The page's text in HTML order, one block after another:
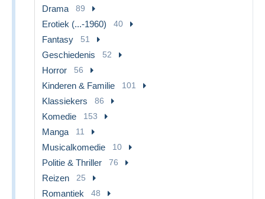
Drama 89
Erotiek (...-1960) 40
Fantasy 51
Geschiedenis 52
Horror 56
Kinderen & Familie 101
Klassiekers 86
Komedie 153
Manga 11
Musicalkomedie 10
Politie & Thriller 76
Reizen 25
Romantiek 48